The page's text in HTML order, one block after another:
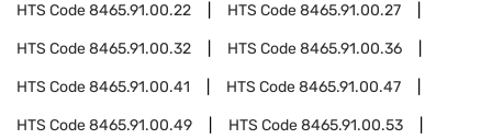
HTS Code8465.91.00.22 HTS Code8465.91.00.27
HTS Code8465.91.00.32 HTS Code8465.91.00.36
HTS Code8465.91.00.41 HTS Code8465.91.00.47
HTS Code8465.91.00.49 HTS Code8465.91.00.53